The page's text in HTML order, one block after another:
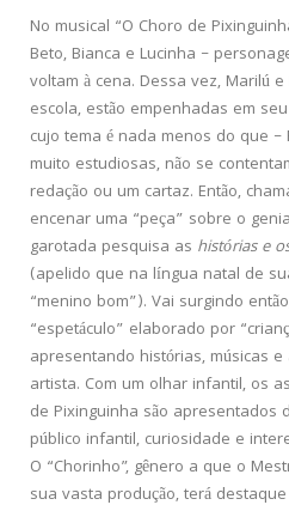
No musical “O Choro de
Beto, Bianca e Lucinha –
voltam à cena. Dessa vez, Marilú
escola, estão empenhadas em
cujo tema é nada menos do que –
muito estudiosas, não se
redação ou um cartaz. Então,
encenar uma “peça” sobre o
garotada pesquisa as histórias e
(apelido que na língua natal de
“menino bom”). Vai surgindo
“espetáculo” elaborado por
apresentando histórias, músicas
artista. Com um olhar infantil, os
de Pixinguinha são apresentados
público infantil, curiosidade e
O “Chorinho”, gênero a que o
sua vasta produção, terá